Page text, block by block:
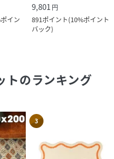
イン
9,801 円
891ポイント(10%ポイント
バック)
トのランキング
3